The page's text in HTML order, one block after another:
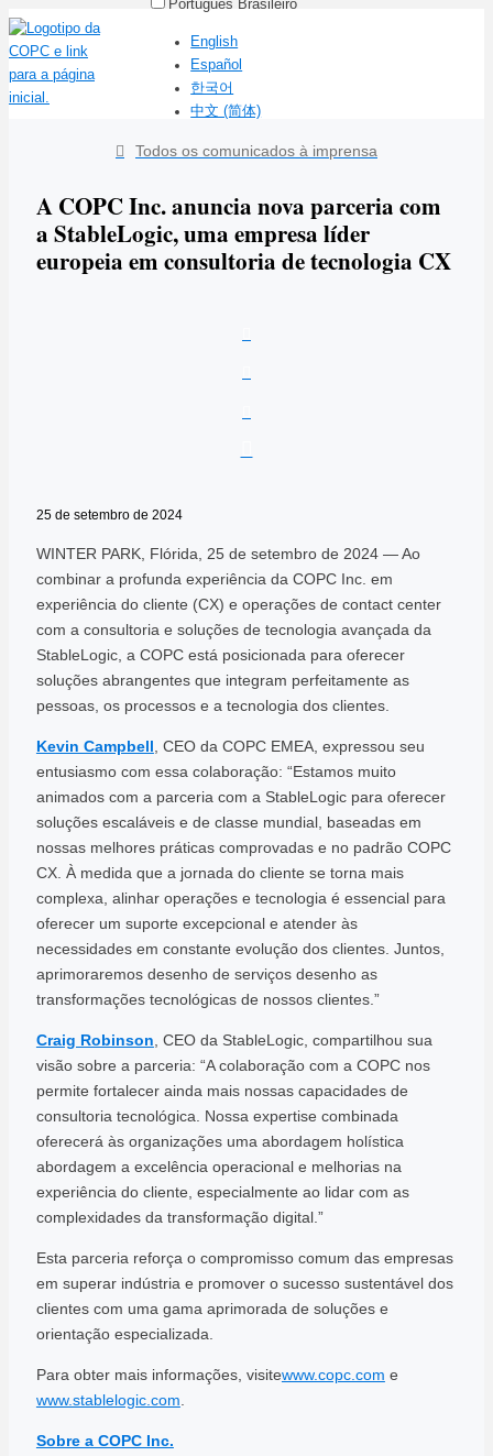
Português Brasileiro
English
Español
한국어
中文 (简体)
Todos os comunicados à imprensa
A COPC Inc. anuncia nova parceria com
a StableLogic, uma empresa líder
europeia em consultoria de tecnologia CX
25 de setembro de 2024
WINTER PARK, Flórida, 25 de setembro de 2024 — Ao
combinar a profunda experiência da COPC Inc. em
experiência do cliente (CX) e operações de contact center
com a consultoria e soluções de tecnologia avançada da
StableLogic, a COPC está posicionada para oferecer
soluções abrangentes que integram perfeitamente as
pessoas, os processos e a tecnologia dos clientes.
Kevin Campbell , CEO da COPC EMEA, expressou seu
entusiasmo com essa colaboração: “Estamos muito
animados com a parceria com a StableLogic para oferecer
soluções escaláveis e de classe mundial, baseadas em
nossas melhores práticas comprovadas e no padrão COPC
CX. À medida que a jornada do cliente se torna mais
complexa, alinhar operações e tecnologia é essencial para
oferecer um suporte excepcional e atender às
necessidades em constante evolução dos clientes. Juntos,
aprimoraremos desenho de serviços desenho as
transformações tecnológicas de nossos clientes.”
Craig Robinson , CEO da StableLogic, compartilhou sua
visão sobre a parceria: “A colaboração com a COPC nos
permite fortalecer ainda mais nossas capacidades de
consultoria tecnológica. Nossa expertise combinada
oferecerá às organizações uma abordagem holística
abordagem a excelência operacional e melhorias na
experiência do cliente, especialmente ao lidar com as
complexidades da transformação digital.”
Esta parceria reforça o compromisso comum das empresas
em superar indústria e promover o sucesso sustentável dos
clientes com uma gama aprimorada de soluções e
orientação especializada.
Para obter mais informações, visitewww.copc.com e
www.stablelogic.com
Sobre a COPC Inc.